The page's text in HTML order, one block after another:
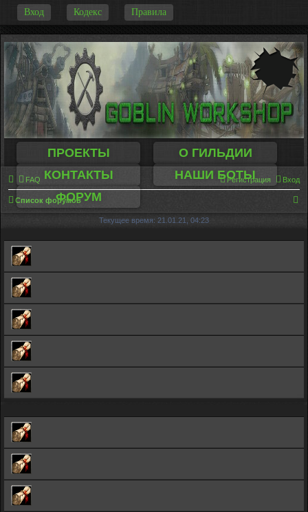
Вход Кодекс Правила
ПРОЕКТЫ
О ГИЛЬДИИ
КОНТАКТЫ
НАШИ БОТЫ
ФОРУМ
FAQ Вход
Регистрация
Список форумов
Текущее время: 21.01.21, 04:23